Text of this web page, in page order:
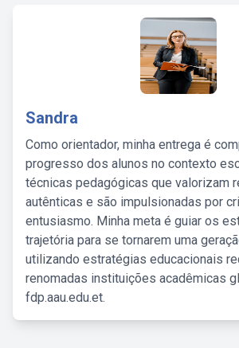
Sandra
Como orientador, minha entrega é
progresso dos alunos no contexto
técnicas pedagógicas que valorizam
autênticas e são impulsionadas por
entusiasmo. Minha meta é guiar os
trajetória para se tornarem uma
utilizando estratégias educacionais
renomadas instituições acadêmicas
fdp.aau.edu.et.